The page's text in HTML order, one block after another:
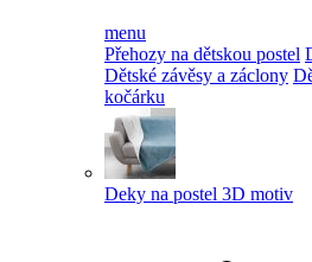
menu
Přehozy na dětskou postel
Dětské závěsy a záclony
kočárku
Deky na postel 3D motiv